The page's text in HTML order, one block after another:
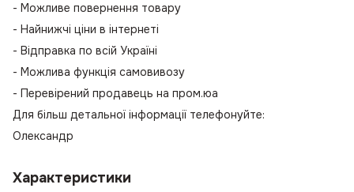
- Можливе повернення товару
- Найнижчі ціни в інтернеті
- Відправка по всій Україні
- Можлива функція самовивозу
- Перевірений продавець на пром.юа
Для більш детальної інформації телефонуйте:
Олександр
Характеристики